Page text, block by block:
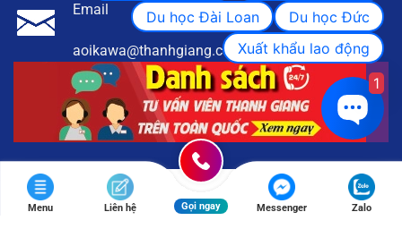
Email
aoikawa@thanhgiang.com.vn
Menu Liên hệ Gọi ngay Messenger Zalo
Du học Đài Loan
Du học Đức
Xuất khẩu lao động
1